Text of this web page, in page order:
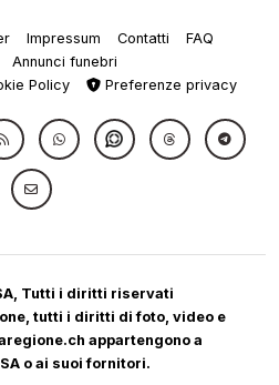
Impressum Contatti
FAQ
Annunci funebri
Policy Preferenze privacy
Tutti i diritti riservati
tutti i diritti di foto, video e
appartengono a
o ai suoi fornitori.